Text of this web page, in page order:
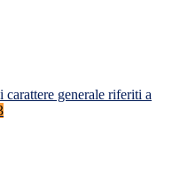
generale riferiti a